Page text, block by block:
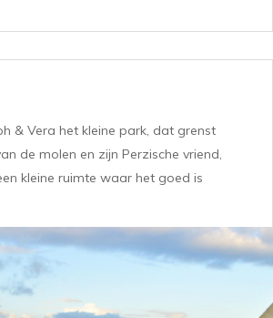
& Vera het kleine park, dat grenst
de molen en zijn Perzische vriend,
kleine ruimte waar het goed is